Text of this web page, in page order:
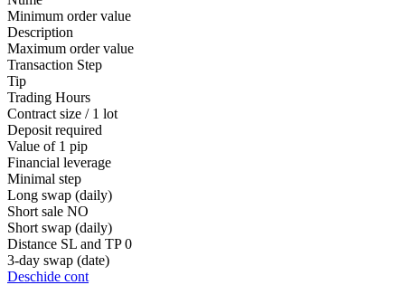
Minimum order value
Description
Maximum order value
Transaction Step
Tip
Trading Hours
Contract size / 1 lot
Deposit required
Value of 1 pip
Financial leverage
Minimal step
Long swap (daily)
Short sale NO
Short swap (daily)
Distance SL and TP 0
3-day swap (date)
Deschide cont